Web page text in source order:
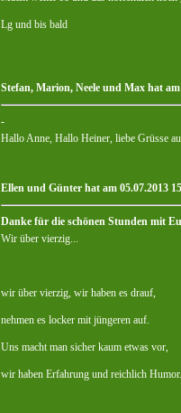
Lg und bis bald
Stefan, Marion, Neele und Max hat
-
Hallo Anne, Hallo Heiner, liebe Grüsse
Ellen und Günter hat am 05.07.2013
Danke für die schönen Stunden mit
Wir über vierzig...
wir über vierzig, wir haben es drauf,
nehmen es locker mit jüngeren auf.
Uns macht man sicher kaum etwas vor,
wir haben Erfahrung und reichlich Humor.